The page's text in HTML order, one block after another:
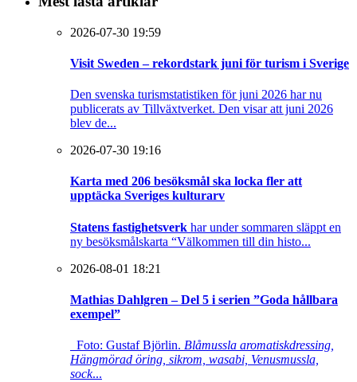
2026-07-30 19:59
Visit Sweden – rekordstark juni för turism i Sverige
Den svenska turismstatistiken för juni 2026 har nu
publicerats av Tillväxtverket. Den visar att juni 2026
blev de...
2026-07-30 19:16
Karta med 206 besöksmål ska locka fler att
upptäcka Sveriges kulturarv
Statens fastighetsverk har under sommaren släppt en
ny besöksmålskarta “Välkommen till din histo...
2026-08-01 18:21
Mathias Dahlgren – Del 5 i serien ”Goda hållbara
exempel”
Foto: Gustaf Björlin. Blåmussla aromatiskdressing,
Hängmörad öring, sikrom, wasabi, Venusmussla,
sock...